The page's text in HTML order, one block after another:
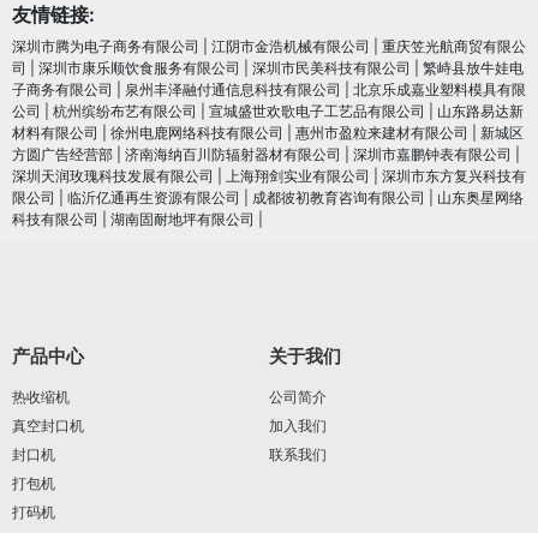
友情链接:
深圳市腾为电子商务有限公司 江阴市金浩机械有限公司
重庆笠光航商贸有限公
司
深圳市康乐顺饮食服务有限公司 深圳市民美科技有限公司
繁峙县放牛娃电
子商务有限公司
泉州丰泽融付通信息科技有限公司
北京乐成嘉业塑料模具有限
公司
杭州缤纷布艺有限公司 宣城盛世欢歌电子工艺品有限公司
山东路易达新
材料有限公司
徐州电鹿网络科技有限公司 惠州市盈粒来建材有限公司
新城区
方圆广告经营部
济南海纳百川防辐射器材有限公司 深圳市嘉鹏钟表有限公司
深圳天润玫瑰科技发展有限公司
上海翔剑实业有限公司
深圳市东方复兴科技有
限公司
临沂亿通再生资源有限公司 成都彼初教育咨询有限公司
山东奥星网络
科技有限公司
湖南固耐地坪有限公司
产品中心
热收缩机
真空封口机
封口机
打包机
打码机
关于我们
公司简介
加入我们
联系我们